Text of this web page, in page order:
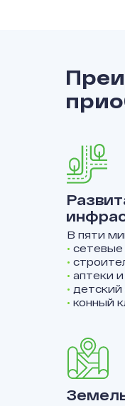
В пяти
• сетевые
•
• аптеки
• детский
• конный